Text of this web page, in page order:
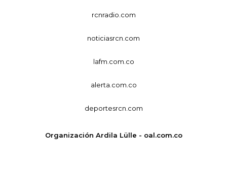
rcnradio.com
noticiasrcn.com
lafm.com.co
alerta.com.co
deportesrcn.com
Organización Ardila Lülle - oal.com.co